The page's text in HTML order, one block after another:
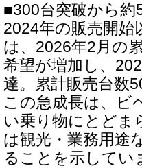
■300台突破から
2024年の販売開
は、2026年2月の
希望が増加し、
達。累計販売台数
この急成長は、ビ
い乗り物にとどま
は観光・業務用途
ることを示してい